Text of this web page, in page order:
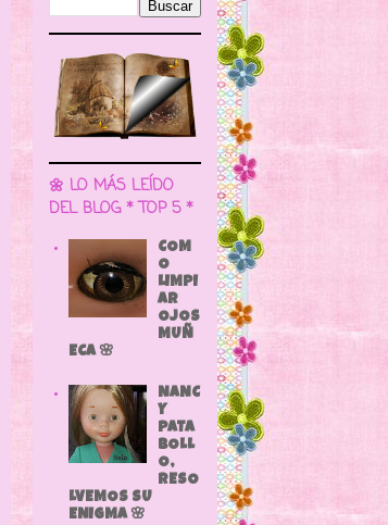
🌼 LO MÁS LEÍDO
DEL BLOG * TOP 5 *
COM
O
LIMPI
AR
OJOS
MUÑ
ECA 🌸
NANC
Y
PATA
BOLL
O,
RESO
LVEMOS SU
ENIGMA 🌸